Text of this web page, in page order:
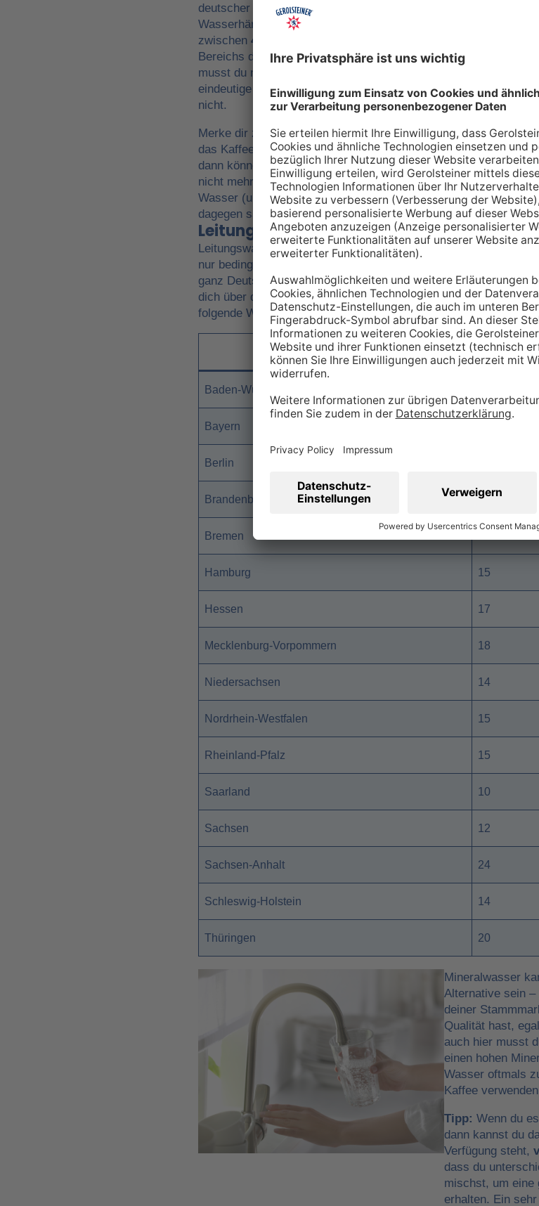
deutscher Härte) angegeben. Die perfekte
Wasserhärte zum Kaffee kochen liegt
zwischen4 und 8 °dH
Bereichs dein persönlicher Sweetspot liegt,
musst du natürlich selbst herausfinden – eine
eindeutige Empfehlung zu einem Wert gibt es
nicht.
Merke dir zur Orientierung noch Folgendes: Ist
das Kaffee-Wasser zu hart (weit über 8 °dH),
dann können sich die Aromen deiner Bohne
nicht mehr richtig entfalten. Bei zu weichem
Wasser (unter 4 °dH) kann dein Kaffee
dagegen sauer oder auch bitter schmecken.
Leitungswasser oder Mineralwasser fürs
Leitungswasser hat in Deutschland zwar eine gute Trinkqualität,
nur bedingt ideal. In vielen Orten ist die Wasserhärte meist zu
ganz Deutschland liegt bei etwa16 °dH. Bei deinen örtlichen
dich über deinen lokalen Härtegrad informieren. Im Schnitt
folgende Werte:
Bundesland
Baden-Württemberg
Bayern
Berlin
Brandenburg 18
Bremen
Hamburg 15
Hessen 17
Mecklenburg-Vorpommern 18
Niedersachsen 14
Nordrhein-Westfalen 15
Rheinland-Pfalz 15
Saarland 10
Sachsen 12
Sachsen-Anhalt 24
Schleswig-Holstein 14
Thüringen 20
Mineralwasser
Alternative sein –
deiner
Qualität hast,
auch hier musst
einen hohen
Wasser oftmals
Kaffee
Tipp: Wenn du
dann kannst du
Verfügung steht,
dass du
mischst, um eine
erhalten. Ein